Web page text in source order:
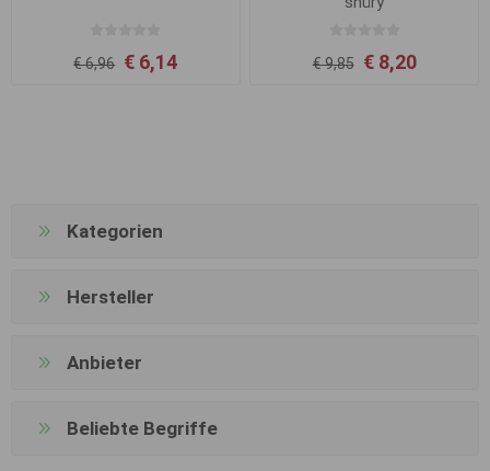
€ 6,96 € 6,14 € 9,85 € 8,20
Kategorien
Hersteller
Anbieter
Beliebte Begriffe